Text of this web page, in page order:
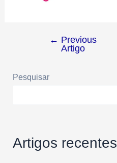
← Previous
Artigo
Pesquisar
Artigos recentes